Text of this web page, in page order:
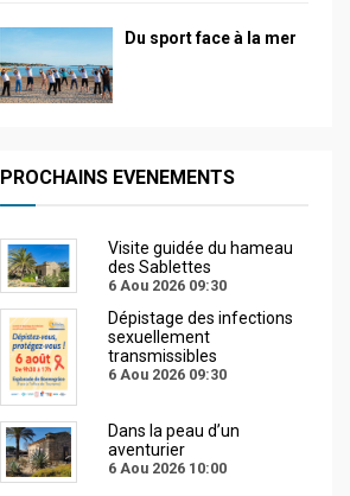
Du sport face à la mer
PROCHAINS EVENEMENTS
Visite guidée du hameau
des Sablettes
6 Aou 2026 09:30
Dépistage des infections
sexuellement
transmissibles
6 Aou 2026 09:30
Dans la peau d’un
aventurier
6 Aou 2026 10:00